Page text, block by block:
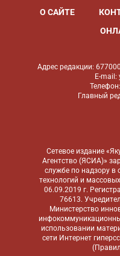
О САЙТЕ
Адрес редакции:
E-mail:
Главный
Сетевое издание
Агентство (ЯСИА)»
службе по надзору
технологий и
06.09.2019 г.
76613.
Министерство
использовании
сети Интернет
(